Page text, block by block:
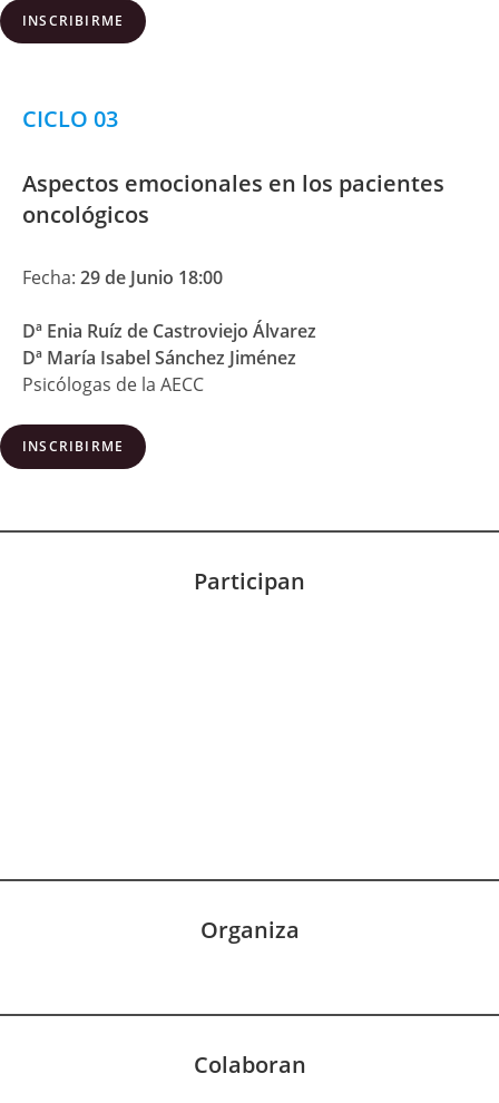
INSCRIBIRME
CICLO 03
Aspectos emocionales en los pacientes
oncológicos
Fecha: 29 de Junio 18:00
Dª Enia Ruíz de Castroviejo Álvarez
Dª María Isabel Sánchez Jiménez
Psicólogas de la AECC
INSCRIBIRME
Participan
Organiza
Colaboran